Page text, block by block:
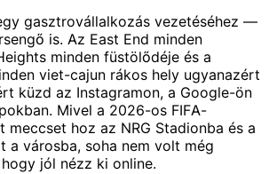
gasztrovállalkozás vezetéséhez —
is. Az East End minden
minden füstölődéje és a
viet-cajun rákos hely ugyanazért
küzd az Instagramon, a Google-ön
Mivel a 2026-os FIFA-
meccset hoz az NRG Stadionba és a
a városba, soha nem volt még
jól nézz ki online.